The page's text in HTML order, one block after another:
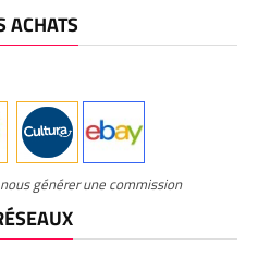
ACHATS
générer une commission